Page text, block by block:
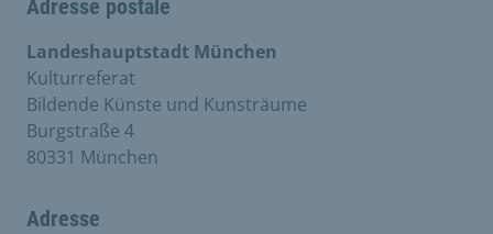
Adresse postale
Landeshauptstadt München
Kulturreferat
Bildende Künste und Kunsträume
Burgstraße 4
80331 München
Adresse